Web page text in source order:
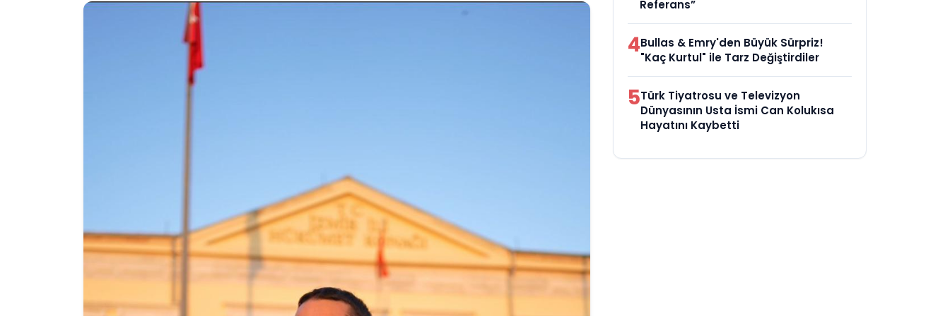
Referans”
4Bullas & Emry'den Büyük Sürpriz!
"Kaç Kurtul" ile Tarz Değiştirdiler
5Türk Tiyatrosu ve Televizyon
Dünyasının Usta İsmi Can Kolukısa
Hayatını Kaybetti